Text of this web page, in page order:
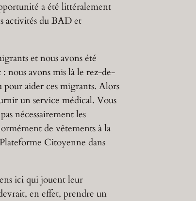
a été littéralement
activités du BAD et
et nous avons été
nous avons mis là le rez-de-
pour aider ces migrants. Alors
un service médical. Vous
nécessairement les
de vêtements à la
Citoyenne dans
ici qui jouent leur
en effet, prendre un